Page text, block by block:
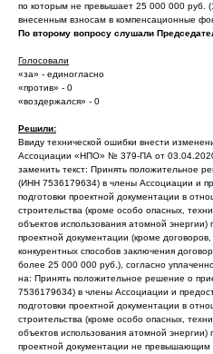
по которым не превышает 25 000 000 руб.
внесенным взносам в компенсационные
По второму вопросу слушали
Голосовали
«за» - единогласно
«против» - 0
«воздержался» - 0
Решили:
Ввиду технической ошибки внести
Ассоциации «НПО» № 379-ПА от
заменить текст: Принять положительное
(ИНН 7536179634) в члены Ассоциации и
подготовки проектной документации в
строительства (кроме особо опасных,
объектов использования атомной энергии)
проектной документации (кроме
конкурентных способов заключения
более 25 000 000 руб.), согласно
на: Принять положительное решение о
7536179634) в члены Ассоциации и
подготовки проектной документации в
строительства (кроме особо опасных,
объектов использования атомной энергии)
проектной документации не превышающим